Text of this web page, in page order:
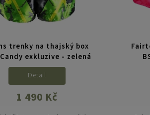
trenky na thajský box
exkluzive - zelená
1 490 Kč
Detail